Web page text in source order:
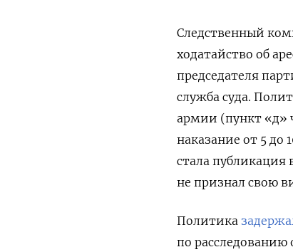
Следственный
ходатайство об
председателя
служба суда.
армии (пункт «д»
наказание от 5 до
стала публикация
не признал свою
Политика
по расследованию